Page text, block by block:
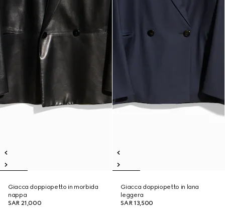
Giacca doppiopetto in morbida
nappa
SAR 21,000
Giacca doppiopetto in lana
leggera
SAR 13,500